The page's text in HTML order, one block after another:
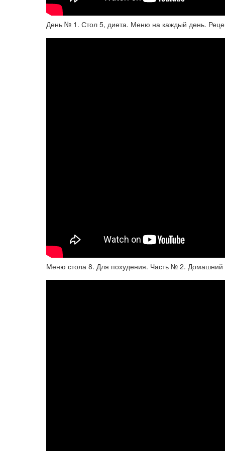
День № 1. Стол 5, диета. Меню на каждый день.
Меню стола 8. Для похудения. Часть № 2. Домашний